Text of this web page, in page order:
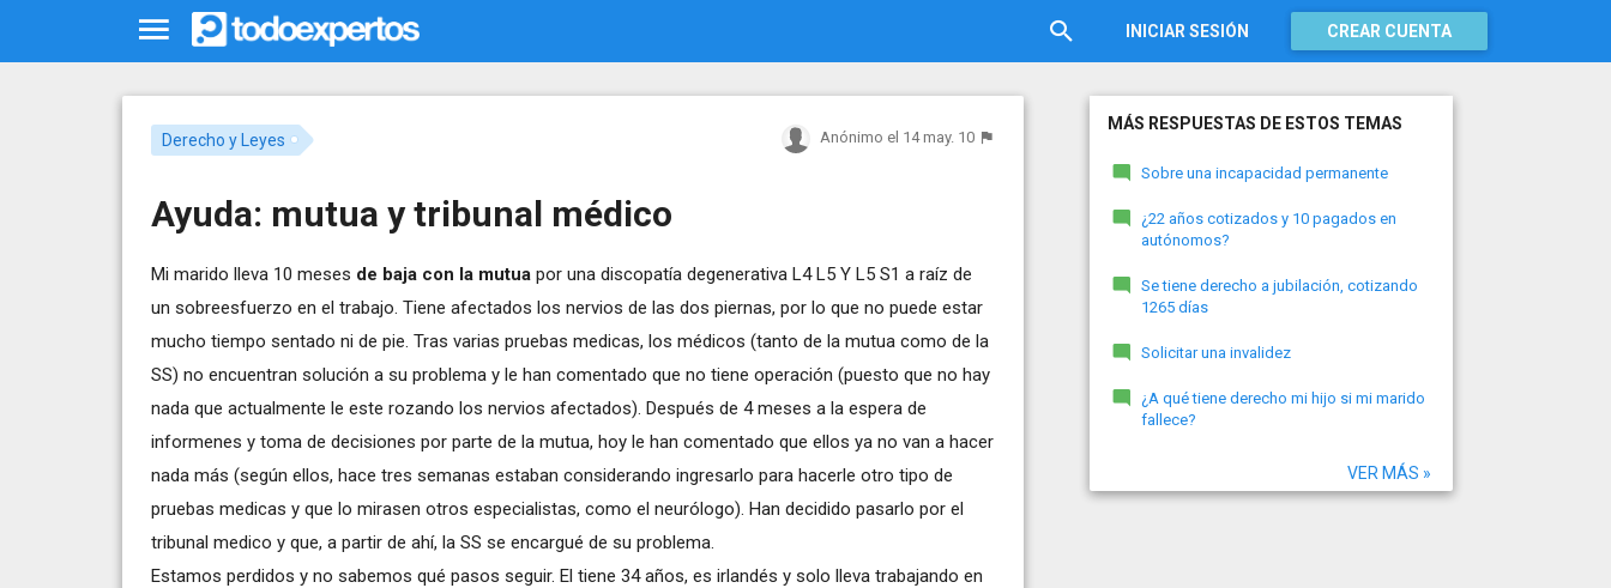
INICIAR SESIÓN CREAR CUENTA
Derecho y Leyes Anónimo el 14 may. 10
Ayuda: mutua y tribunal médico
Mi marido lleva 10 meses de baja con la mutua por una discopatía degenerativa L4 L5 Y L5 S1 a raíz de
un sobreesfuerzo en el trabajo. Tiene afectados los nervios de las dos piernas, por lo que no puede estar
mucho tiempo sentado ni de pie. Tras varias pruebas medicas, los médicos (tanto de la mutua como de la
SS) no encuentran solución a su problema y le han comentado que no tiene operación (puesto que no hay
nada que actualmente le este rozando los nervios afectados). Después de 4 meses a la espera de
informenes y toma de decisiones por parte de la mutua, hoy le han comentado que ellos ya no van a hacer
nada más (según ellos, hace tres semanas estaban considerando ingresarlo para hacerle otro tipo de
pruebas medicas y que lo mirasen otros especialistas, como el neurólogo). Han decidido pasarlo por el
tribunal medico y que, a partir de ahí, la SS se encargué de su problema.
Estamos perdidos y no sabemos qué pasos seguir. El tiene 34 años, es irlandés y solo lleva trabajando en
MÁS RESPUESTAS DE ESTOS TEMAS
Sobre una incapacidad permanente
¿22 años cotizados y 10 pagados en
autónomos?
Se tiene derecho a jubilación, cotizando
1265 días
Solicitar una invalidez
¿A qué tiene derecho mi hijo si mi marido
fallece?
VER MÁS »